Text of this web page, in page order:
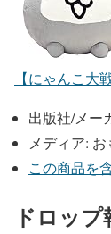
【にゃんこ大
出版社/メー
メディア: お
この商品を
ドロップ